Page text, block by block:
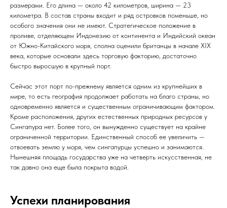
размерами. Его длина — около 42 километров, ширина — 23
километра. В состав страны входит и ряд островков поменьше, но
особого значения они не имеют. Стратегическое положение в
проливе, отделяющем Индонезию от континента и Индийский океан
от Южно-Китайского моря, сполна оценили британцы в начале XIX
века, которые основали здесь торговую факторию, достаточно
быстро выросшую в крупный порт.
Сейчас этот порт по-прежнему является одним из крупнейших в
мире, то есть география продолжает работать на благо страны, но
одновременно является и существенным ограничивающим фактором.
Кроме расположения, других естественных природных ресурсов у
Сингапура нет. Более того, он вынужденно существует на крайне
ограниченной территории. Единственный способ ее увеличить —
отвоевать землю у моря, чем сингапурцы успешно и занимаются.
Нынешняя площадь государства уже на четверть искусственная, не
так давно она еще была покрыта водой.
Успехи планирования